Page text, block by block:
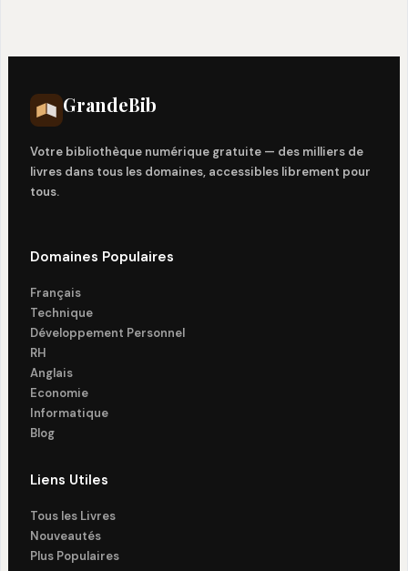
GrandeBib
Votre bibliothèque numérique gratuite — des milliers de
livres dans tous les domaines, accessibles librement pour
tous.
Domaines Populaires
Français
Technique
Développement Personnel
RH
Anglais
Economie
Informatique
Blog
Liens Utiles
Tous les Livres
Nouveautés
Plus Populaires